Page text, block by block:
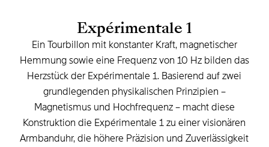
Expérimentale 1
Ein Tourbillon mit konstanter Kraft, magnetischer
Hemmungsowie eine Frequenzvon 10 Hz bilden das
Herzstück der Expérimentale 1. Basierend auf zwei
grundlegenden physikalischen Prinzipien –
Magnetismus und Hochfrequenz– machtdiese
Konstruktion die Expérimentale 1 zu einer visionären
Armbanduhr, die höhere Präzision und Zuverlässigkeit